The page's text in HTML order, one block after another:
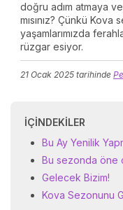
doğru adım atmaya
mısınız? Çünkü
yaşamlarımızda
rüzgar esiyor.
21 Ocak 2025 tarihinde
İÇINDEKILER
Bu Ay Yenilik
Bu sezonda öne
Gelecek Bizim!
Kova Sezonunu